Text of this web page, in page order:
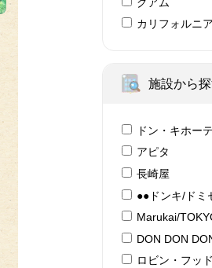
総合ディスカウントストア ドン・キホーテ
カリフォルニア
施設から
ドン・キホーテ
アピタ
長崎屋
●●ドンキ/ドミ
Marukai/
DON DON
ロビン・フッド